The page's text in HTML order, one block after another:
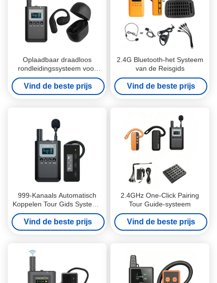
Oplaadbaar draadloos
rondleidingssysteem voor
groepsreizen
Vind de beste prijs
2.4G Bluetooth-het Systeem
van de Reisgids
Vind de beste prijs
999-Kanaals Automatisch
Koppelen Tour Gids Systeem
voor Musea
Vind de beste prijs
2.4GHz One-Click Pairing
Tour Guide-systeem
Vind de beste prijs